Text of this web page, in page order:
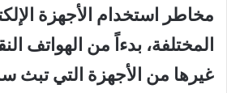
مخاطر استخدام الأجهزة
المختلفة، بدءاً من الهواتف
غيرها من الأجهزة التي تبث